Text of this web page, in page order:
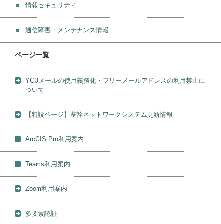
情報セキュリティ
通信障害・メンテナンス情報
ページ一覧
YCUメールの使用義務化・フリーメールアドレスの利用禁止に
ついて
【特設ページ】基幹ネットワークシステム更新情報
ArcGIS Pro利用案内
Teams利用案内
Zoom利用案内
多要素認証